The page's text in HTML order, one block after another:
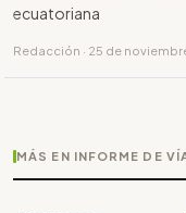
ecuatoriana
Redacción · 25 de
MÁS EN INFORME DE